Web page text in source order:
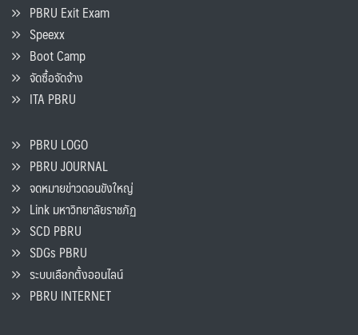
PBRU Exit Exam
Speexx
Boot Camp
จัดซื้อจัดจ้าง
ITA PBRU
PBRU LOGO
PBRU JOURNAL
จดหมายข่าวดอนขังใหญ่
Link มหาวิทยาลัยราชภัฏ
SCD PBRU
SDGs PBRU
ระบบเลือกตั้งออนไลน์
PBRU INTERNET